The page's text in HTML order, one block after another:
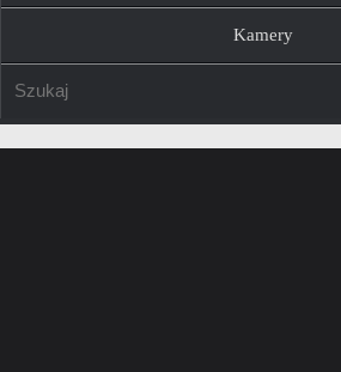
Kamery